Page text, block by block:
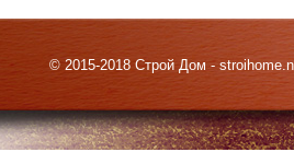
© 2015-2018 Строй Дом -